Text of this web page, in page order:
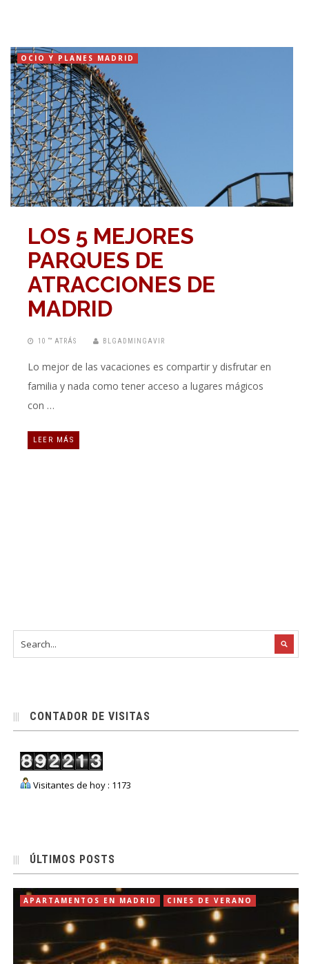
OCIO Y PLANES MADRID
LOS 5 MEJORES
PARQUES DE
ATRACCIONES DE
MADRID
10 “” ATRÁS BLGADMINGAVIR
Lo mejor de las vacaciones es compartir y disfrutar en
familia y nada como tener acceso a lugares mágicos
con …
LEER MÁS
CONTADOR DE VISITAS
Visitantes de hoy : 1173
ÚLTIMOS POSTS
APARTAMENTOS EN MADRID CINES DE VERANO